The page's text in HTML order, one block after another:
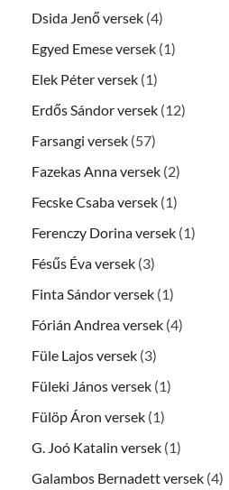
Dsida Jenő versek (4)
Egyed Emese versek (1)
Elek Péter versek (1)
Erdős Sándor versek (12)
Farsangi versek (57)
Fazekas Anna versek (2)
Fecske Csaba versek (1)
Ferenczy Dorina versek (1)
Fésűs Éva versek (3)
Finta Sándor versek (1)
Fórián Andrea versek (4)
Füle Lajos versek (3)
Füleki János versek (1)
Fülöp Áron versek (1)
G. Joó Katalin versek (1)
Galambos Bernadett versek (4)